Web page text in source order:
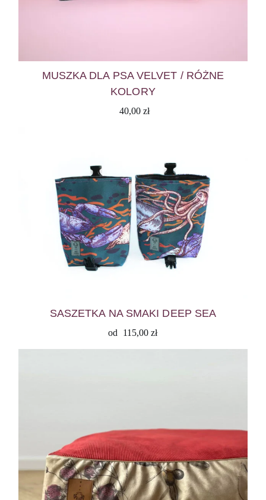
MUSZKA DLA PSA VELVET / RÓŻNE
KOLORY
40,00 zł
SASZETKA NA SMAKI DEEP SEA
od 115,00zł